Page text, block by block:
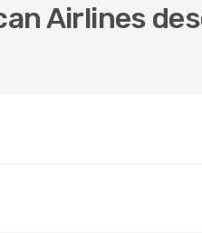
Airlines